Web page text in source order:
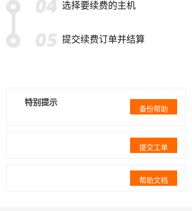
选择要续费的主机
提交续费订单并结算
特别提示
备份帮助
提交工单
帮助文档